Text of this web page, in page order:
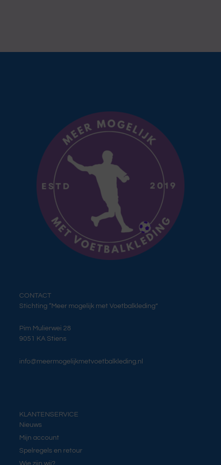
CONTACT
Stichting “Meer mogelijk met Voetbalkleding”
Pim Mulierwei 28
9051 KA Stiens
info@meermogelijkmetvoetbalkleding.nl
KLANTENSERVICE
Nieuws
Mijn account
Spelregels en retour
Wie zijn wij?